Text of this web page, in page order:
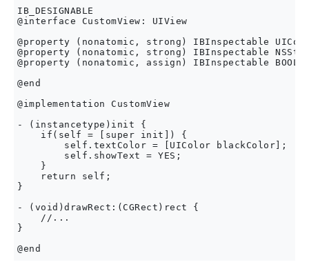
IB_DESIGNABLE
@interface CustomView: UIView
@property (nonatomic, strong) IBInspectable
@property (nonatomic, strong) IBInspectable
@property (nonatomic, assign) IBInspectable BOOL
@end
@implementation CustomView
- (instancetype)init {
    if(self = [super init]) {
        self.textColor = [UIColor blackColor];
        self.showText = YES;
    }
    return self;
}
- (void)drawRect:(CGRect)rect {
    //...
}